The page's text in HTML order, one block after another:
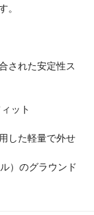
。
された安定性ス
ット
した軽量で外せ
）のグラウンド